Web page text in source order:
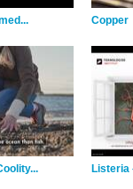
Copper
Listeria